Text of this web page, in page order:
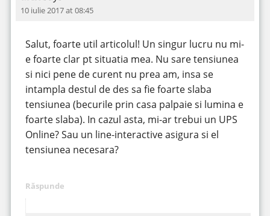
10 iulie 2017 at 08:45
Salut, foarte util articolul! Un singur lucru nu mi-
e foarte clar pt situatia mea. Nu sare tensiunea
si nici pene de curent nu prea am, insa se
intampla destul de des sa fie foarte slaba
tensiunea (becurile prin casa palpaie si lumina e
foarte slaba). In cazul asta, mi-ar trebui un UPS
Online? Sau un line-interactive asigura si el
tensiunea necesara?
Răspunde